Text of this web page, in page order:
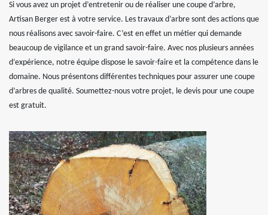
Si vous avez un projet d’entretenir ou de réaliser une coupe d’arbre,
Artisan Berger est à votre service. Les travaux d’arbre sont des actions que
nous réalisons avec savoir-faire. C’est en effet un métier qui demande
beaucoup de vigilance et un grand savoir-faire. Avec nos plusieurs années
d’expérience, notre équipe dispose le savoir-faire et la compétence dans le
domaine. Nous présentons différentes techniques pour assurer une coupe
d’arbres de qualité. Soumettez-nous votre projet, le devis pour une coupe
est gratuit.